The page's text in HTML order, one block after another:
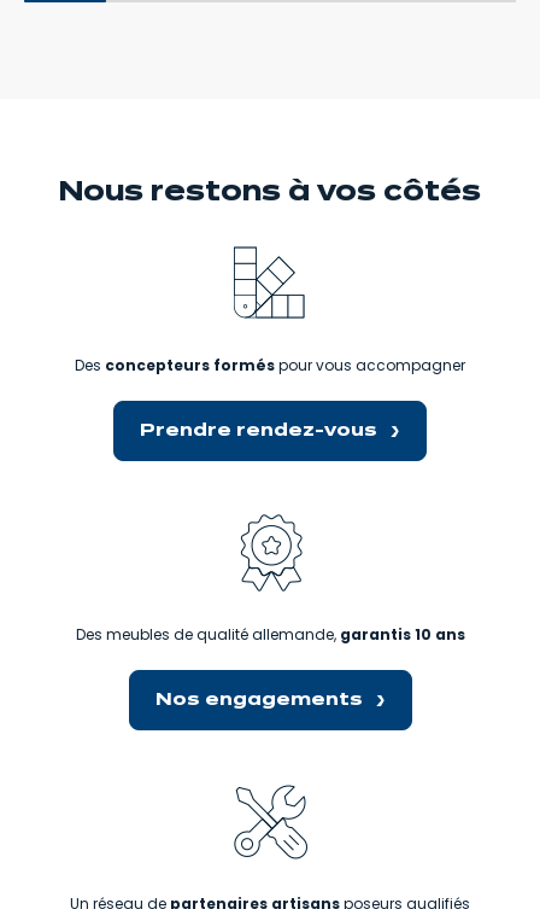
Nous restons à vos côtés
Des concepteurs forméspour vous accompagner
Prendre rendez-vous
Des meubles de qualité allemande, garantis 10 ans
Nos engagements
Un réseau de partenaires artisansposeurs qualifiés